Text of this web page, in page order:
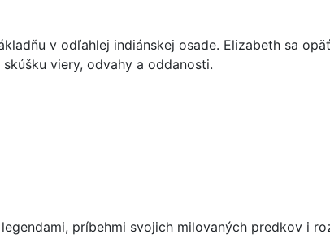
v odľahlej indiánskej osade. Elizabeth sa
viery, odvahy a oddanosti.
príbehmi svojich milovaných predkov i